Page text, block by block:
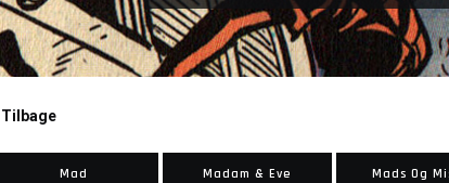
Tilbage
Mad Madam & Eve Mads Og